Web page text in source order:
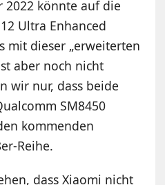
2022 könnte auf die
Ultra Enhanced
mit dieser „erweiterten
aber noch nicht
wir nur, dass beide
SM8450
kommenden
Reihe.
dass Xiaomi nicht